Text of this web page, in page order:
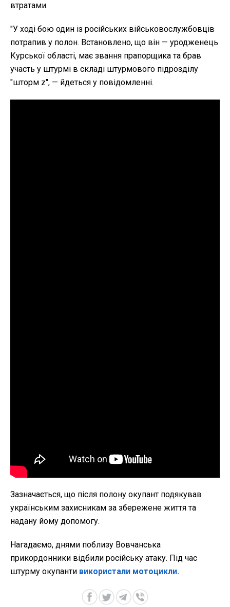
втратами.
"У ході бою один із російських військовослужбовців
потрапив у полон. Встановлено, що він — уродженець
Курської області, має звання прапорщика та брав
участь у штурмі в складі штурмового підрозділу
"шторм z", — йдеться у повідомленні.
Зазначається, що після полону окупант подякував
українським захисникам за збережене життя та
надану йому допомогу.
Нагадаємо, днями поблизу Вовчанська
прикордонники відбили російську атаку. Під час
штурму окупанти використали мотоцикли.